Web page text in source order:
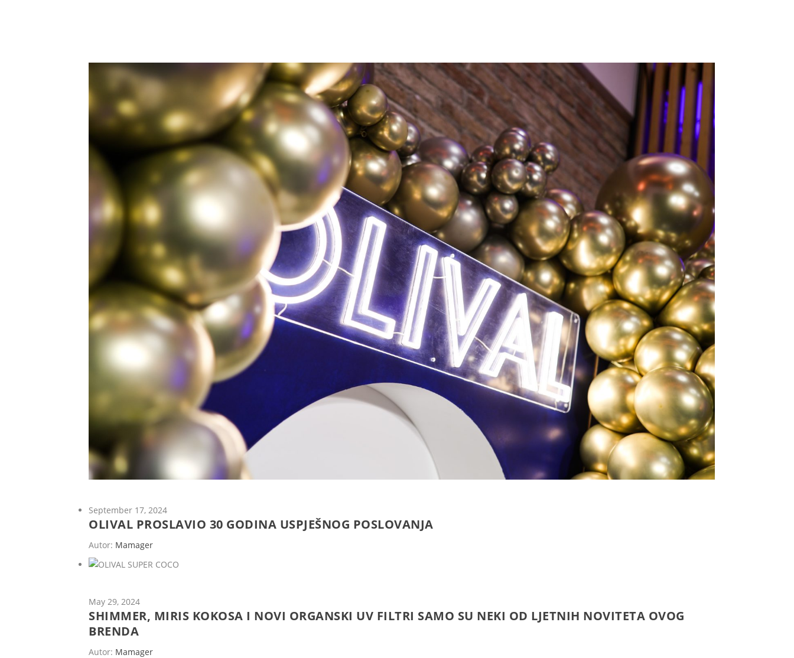
September 17, 2024
OLIVAL PROSLAVIO 30 GODINA USPJEŠNOG POSLOVANJA
Autor: Mamager
May 29, 2024
SHIMMER, MIRIS KOKOSA I NOVI ORGANSKI UV FILTRI SAMO SU NEKI OD LJETNIH NOVITETA OVOG
BRENDA
Autor: Mamager